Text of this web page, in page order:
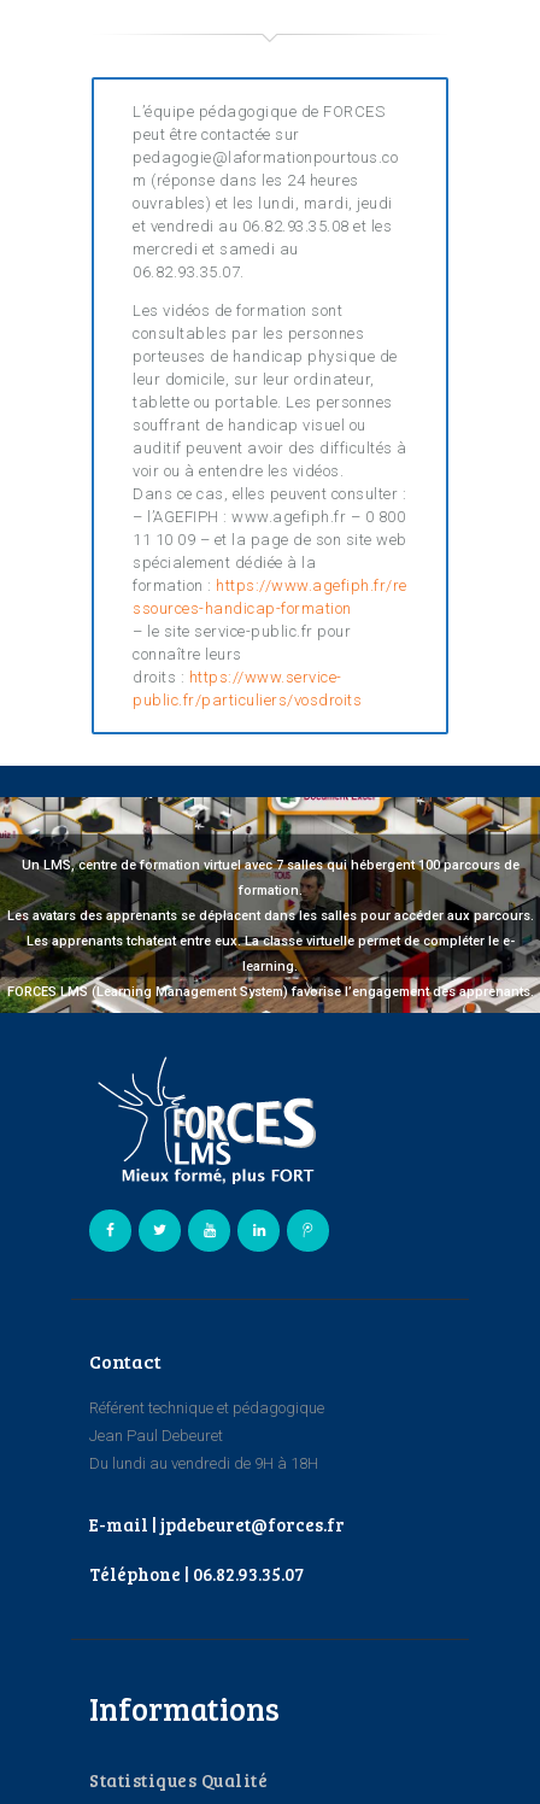
L’équipe pédagogique de FORCES
peut être contactée sur
pedagogie@laformationpourtous.co
m (réponse dans les 24 heures
ouvrables) et les lundi, mardi, jeudi
et vendredi au 06.82.93.35.08 et les
mercredi et samedi au
06.82.93.35.07.
Les vidéos de formation sont
consultables par les personnes
porteuses de handicap physique de
leur domicile, sur leur ordinateur,
tablette ou portable. Les personnes
souffrant de handicap visuel ou
auditif peuvent avoir des difficultés à
voir ou à entendre les vidéos.
Dans ce cas, elles peuvent consulter :
– l’AGEFIPH : www.agefiph.fr – 0 800
11 10 09 – et la page de son site web
spécialement dédiée à la
formation : https://www.agefiph.fr/re
ssources-handicap-formation
– le site service-public.fr pour
connaître leurs
droits : https://www.service-
public.fr/particuliers/vosdroits
Un LMS, centre de formation virtuel avec 7 salles qui hébergent 100 parcours de
formation.
Les avatars des apprenants se déplacent dans les salles pour accéder aux parcours.
Les apprenants tchatent entre eux. La classe virtuelle permet de compléter le e-
learning.
FORCES LMS (Learning Management System) favorise l’engagement des apprenants.
Contact
Référent technique et pédagogique
Jean Paul Debeuret
Du lundi au vendredi de 9H à 18H
E-mail | jpdebeuret@forces.fr
Téléphone | 06.82.93.35.07
Informations
Statistiques Qualité